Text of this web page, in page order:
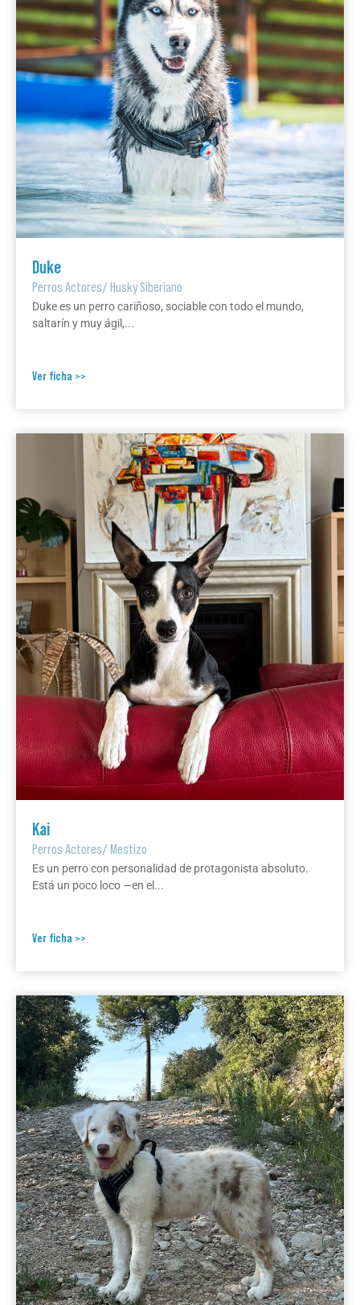
Duke
Perros Actores/Husky Siberiano
Duke es un perro cariñoso, sociable con todo el mundo,
saltarín y muy ágil,...
Ver ficha >>
Kai
Perros Actores/Mestizo
Es un perro con personalidad de protagonista absoluto.
Está un poco loco —en el...
Ver ficha >>